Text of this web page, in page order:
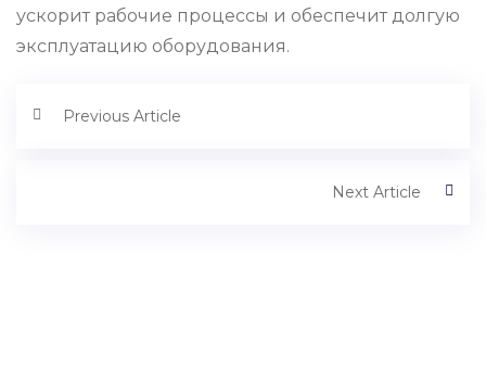
ускорит рабочие процессы и обеспечит долгую
эксплуатацию оборудования.
Previous Article
Next Article